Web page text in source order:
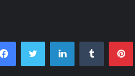
FacebookTwitter LinkedInTumblr